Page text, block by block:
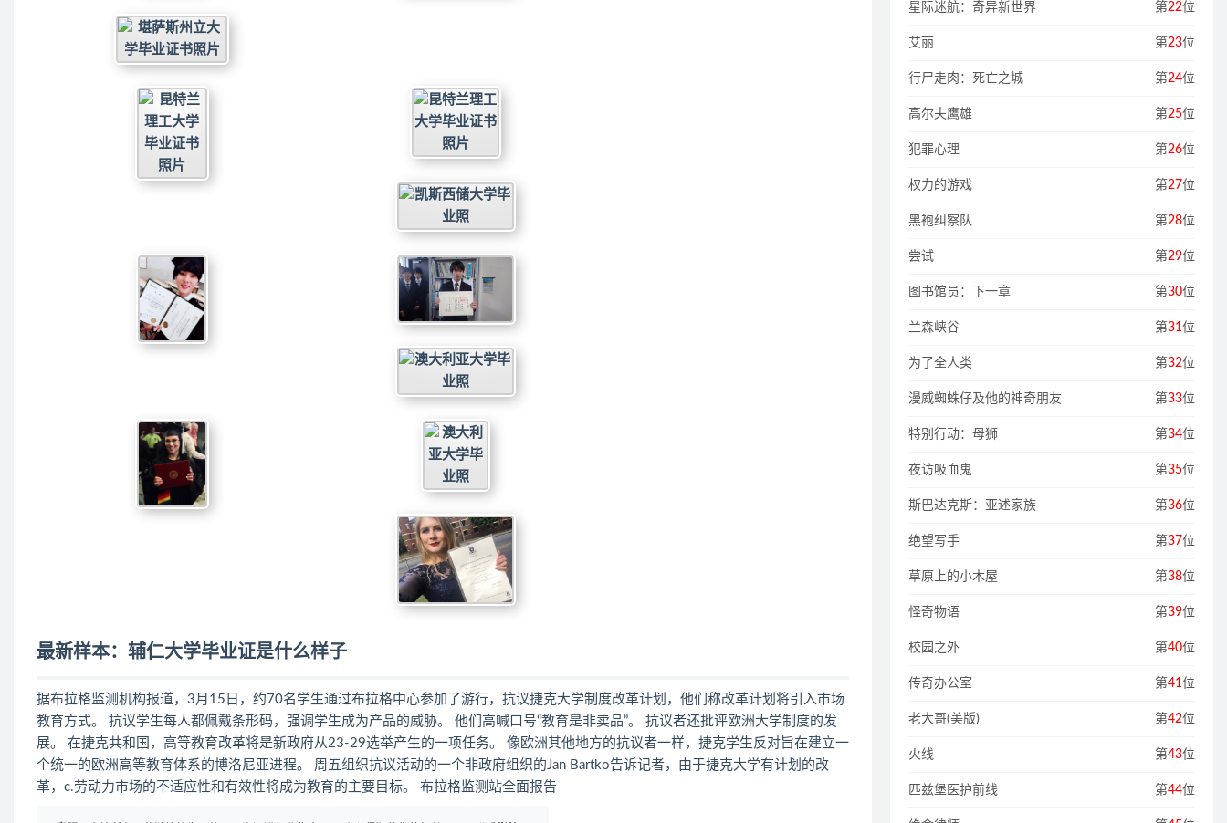
最新样本：辅仁大学毕业证是什么样子
据布拉格监测机构报道，3月15日，约70名学生通过布拉格中心参加了游行，抗议捷克大学制度改革计划，他们称改革计划将引入市场
教育方式。 抗议学生每人都佩戴条形码，强调学生成为产品的威胁。 他们高喊口号“教育是非卖品”。 抗议者还批评欧洲大学制度的发
展。 在捷克共和国，高等教育改革将是新政府从23-29选举产生的一项任务。 像欧洲其他地方的抗议者一样，捷克学生反对旨在建立一
个统一的欧洲高等教育体系的博洛尼亚进程。 周五组织抗议活动的一个非政府组织的Jan Bartko告诉记者，由于捷克大学有计划的改
革，c.劳动力市场的不适应性和有效性将成为教育的主要目标。 布拉格监测站全面报告
星际迷航：奇异新世界 第22位
艾丽 第23位
行尸走肉：死亡之城 第24位
高尔夫鹰雄 第25位
犯罪心理 第26位
权力的游戏 第27位
黑袍纠察队 第28位
尝试 第29位
图书馆员：下一章 第30位
兰森峡谷 第31位
为了全人类 第32位
漫威蜘蛛仔及他的神奇朋友 第33位
特别行动：母狮 第34位
夜访吸血鬼 第35位
斯巴达克斯：亚述家族 第36位
绝望写手 第37位
草原上的小木屋 第38位
怪奇物语 第39位
校园之外 第40位
传奇办公室 第41位
老大哥(美版) 第42位
火线 第43位
匹兹堡医护前线 第44位